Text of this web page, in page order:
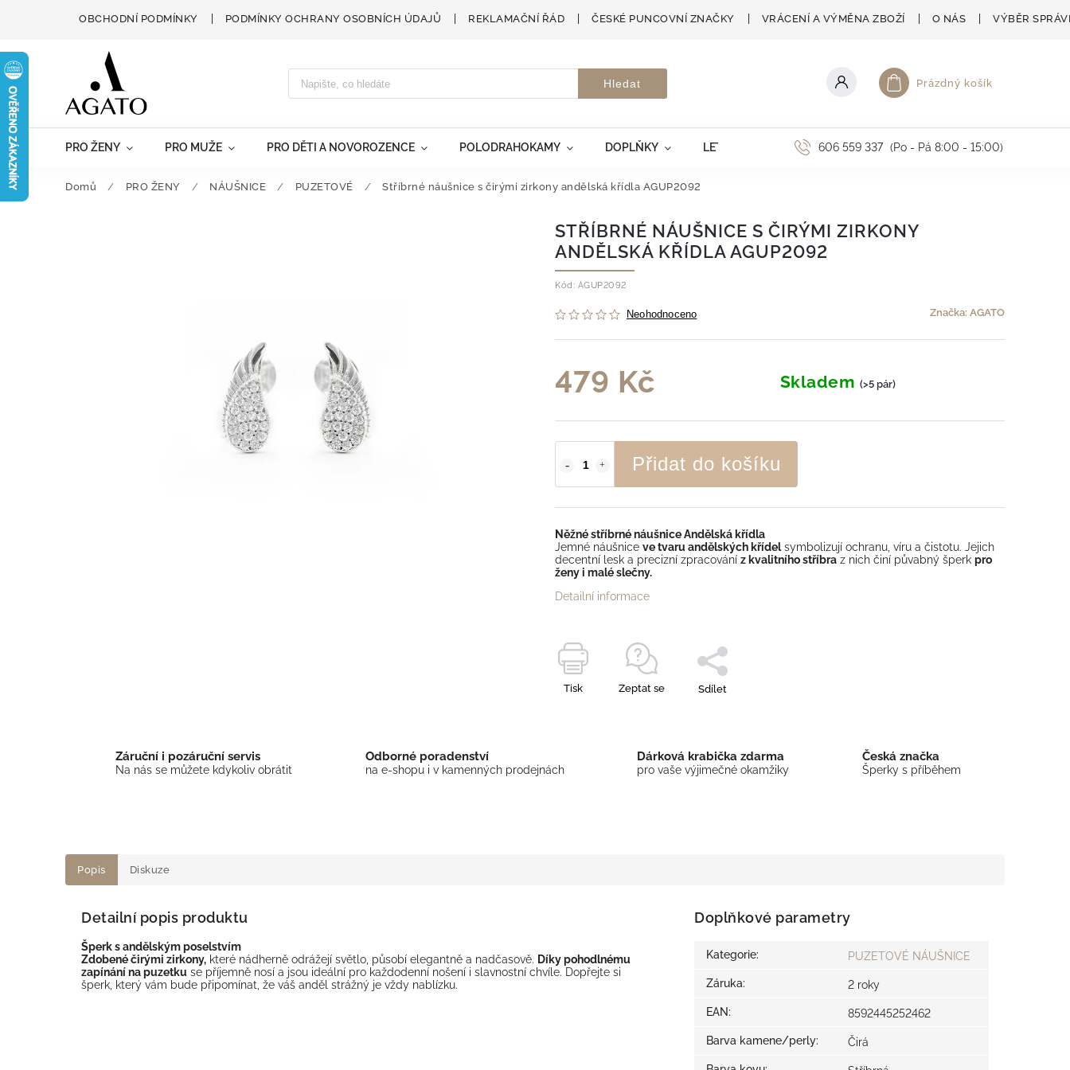
OBCHODNÍ PODMÍNKY PODMÍNKY OCHRANY OSOBNÍCH ÚDAJŮ REKLAMAČNÍ ŘÁD ČESKÉ PUNCOVNÍ ZNAČKY VRÁCENÍ A VÝMĚNA ZBOŽÍ O NÁS VÝBĚR
Hledat Nákupní košík
Prázdný košík
PRO ŽENY PRO MUŽE PRO DĚTI A NOVOROZENCE POLODRAHOKAMY DOPLŇKY LETNÍ AKCE 606 559 337 (Po - Pá 8:00 - 15:00)
Domů / PRO ŽENY / NÁUŠNICE / PUZETOVÉ / Stříbrné náušnice s čirými zirkony andělská křídla AGUP2092
STŘÍBRNÉ NÁUŠNICE S ČIRÝMI ZIRKONY
ANDĚLSKÁ KŘÍDLA AGUP2092
Kód: AGUP2092
Neohodnoceno Značka: AGATO
479 Kč Skladem (>5 pár)
Přidat do košíku
Něžné stříbrné náušnice Andělská křídla
Jemné náušnice ve tvaru andělských křídelsymbolizují ochranu, víru a čistotu. Jejich
decentní lesk a precizní zpracování z kvalitního stříbra z nich činí půvabný šperk pro
ženy i malé slečny.
Detailní informace
Tisk Zeptat se Sdílet
Záruční i pozáruční servis
Na nás se můžete kdykoliv obrátit
Odborné poradenství
na e-shopu i v kamenných prodejnách
Dárková krabička zdarma
pro vaše výjimečné okamžiky
Česká značka
Šperky s příběhem
Popis Diskuze
Detailní popis produktu
Šperk s andělským poselstvím
Zdobené čirými zirkony, které nádherně odrážejí světlo, působí elegantně a nadčasově. Díky pohodlnému
zapínání na puzetku se příjemně nosí a jsou ideální pro každodenní nošení i slavnostní chvíle. Dopřejte si
šperk, který vám bude připomínat, že váš anděl strážný je vždy nablízku.
Doplňkové parametry
Kategorie: PUZETOVÉ NÁUŠNICE
Záruka: 2 roky
EAN: 8592445252462
Barva kamene/perly: Čirá